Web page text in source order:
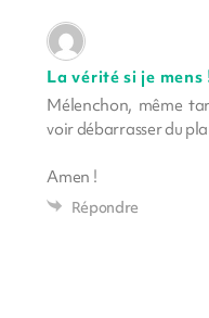
La vérité si je mens
Mélenchon, même
voir débarrasser du
Amen !
Répondre